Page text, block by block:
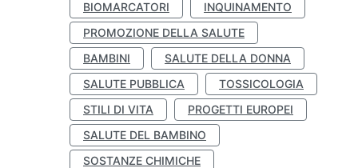
BIOMARCATORI
INQUINAMENTO
PROMOZIONE DELLA SALUTE
BAMBINI
SALUTE DELLA DONNA
SALUTE PUBBLICA
TOSSICOLOGIA
STILI DI VITA
PROGETTI EUROPEI
SALUTE DEL BAMBINO
SOSTANZE CHIMICHE